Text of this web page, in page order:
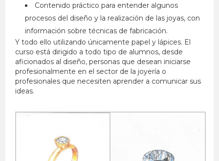
Contenido práctico para entender algunos
procesos del diseño y la realización de las joyas, con
información sobre técnicas de fabricación.
Y todo ello utilizando únicamente papel y lápices. El
curso está dirigido a todo tipo de alumnos, desde
aficionados al diseño, personas que desean iniciarse
profesionalmente en el sector de la joyería o
profesionales que necesiten aprender a comunicar sus
ideas.